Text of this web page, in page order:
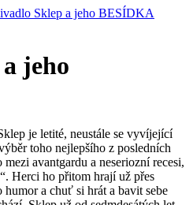
Sklep a jeho BESÍDKA
jeho
je letité, neustále se vyvíjející
toho nejlepšího z posledních
avantgardu a neseriozní recesi,
Herci ho přitom hrají už přes
a chuť si hrát a bavit sebe